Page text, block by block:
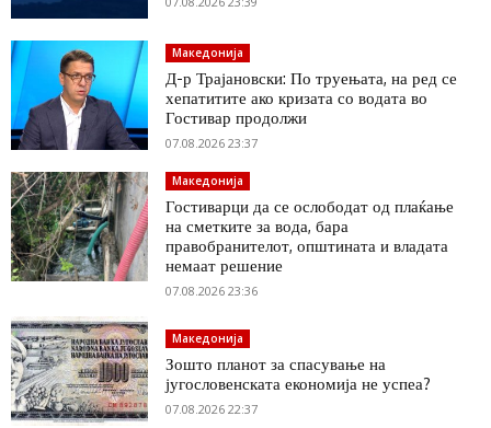
Македонија
Д-р Трајановски: По труењата, на ред се
хепатитите ако кризата со водата во
Гостивар продолжи
07.08.2026 23:37
Македонија
Гостиварци да се ослободат од плаќање
на сметките за вода, бара
правобранителот, општината и владата
немаат решение
07.08.2026 23:36
Македонија
Зошто планот за спасување на
југословенската економија не успеа?
07.08.2026 22:37